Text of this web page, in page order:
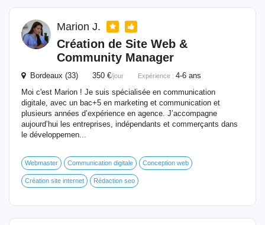
Marion J.
Création de Site Web &
Community Manager
Bordeaux (33) 350 €/jour Expérience : 4-6 ans
Moi c'est Marion ! Je suis spécialisée en communication
digitale, avec un bac+5 en marketing et communication et
plusieurs années d’expérience en agence. J’accompagne
aujourd’hui les entreprises, indépendants et commerçants dans
le développemen...
Webmaster Communication digitale Conception web
Création site internet Rédaction seo